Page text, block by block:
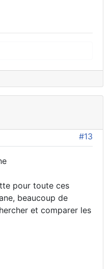
#13
pour toute ces
beaucoup de
et comparer les